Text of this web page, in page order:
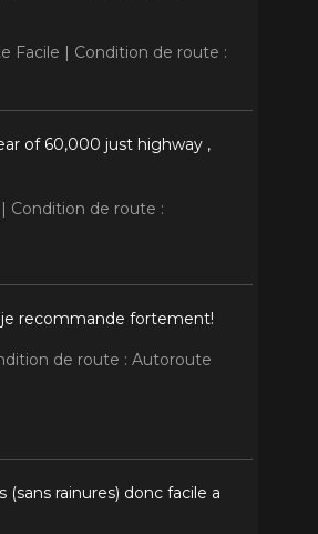
Facile | Condition de route :
of 60,000 just highway ,
Condition de route :
recommande fortement!
de route : Autoroute
rainures) donc facile a